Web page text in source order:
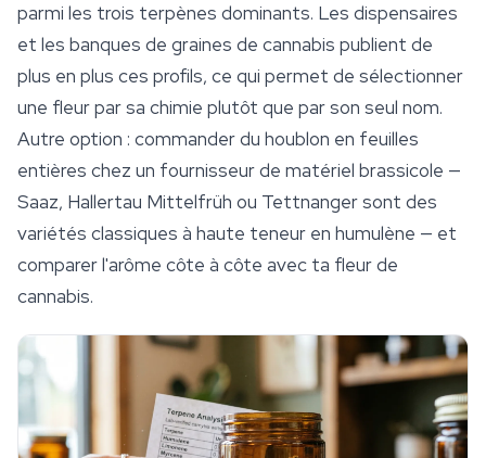
parmi les trois terpènes dominants. Les dispensaires
et les banques de graines de cannabis publient de
plus en plus ces profils, ce qui permet de sélectionner
une fleur par sa chimie plutôt que par son seul nom.
Autre option : commander du houblon en feuilles
entières chez un fournisseur de matériel brassicole —
Saaz, Hallertau Mittelfrüh ou Tettnanger sont des
variétés classiques à haute teneur en humulène — et
comparer l'arôme côte à côte avec ta fleur de
cannabis.